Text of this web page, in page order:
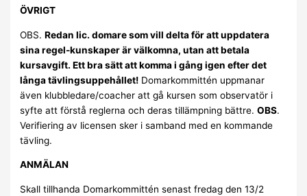
ÖVRIGT
OBS.Redan lic. domare som vill delta för att uppdatera
sina regel-kunskaper är välkomna, utan att betala
kursavgift. Ett bra sätt att komma i gång igen efter det
långa tävlingsuppehållet! Domarkommittén uppmanar
även klubbledare/coacher att gå kursen som observatör i
syfte att förstå reglerna och deras tillämpning bättre.OBS.
Verifiering av licensen sker i samband med en kommande
tävling.
ANMÄLAN
Skall tillhanda Domarkommittén senast fredag den 13/2